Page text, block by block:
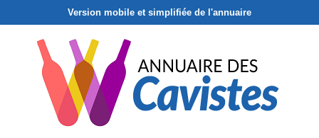
Version mobile et simplifiée de l'annuaire